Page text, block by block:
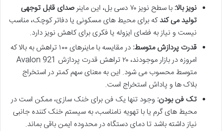
نویز بالا: با سطح نویز ۷۰ دسی بل، این ماینر
صدای قابل توجهی
تولید می کندکه برای محیط های مسکونی یا دفاتر کوچک، مناسب
نیست و نیاز به فضای ایزوله یا فکری برای کاهش نویز دارد.
قدرت پردازش متوسط:
در مقایسه با ماینرهای ۱۰۰ تراهش به بالا که
امروزه در بازار موجودند، ۲۰ تراهش قدرت پردازش Avalon 921
متوسط محسوب می شود. این به معنای سهم کمتر در استخراج
بلاک ها و پاداش استخراج است.
تک فن بودن: وجود تنها یک فن برای خنک سازی، ممکن است در
محیط های گرم یا با تهویه نامناسب، به سیستم خنک کننده جانبی
نیاز داشته باشد تا دمای دستگاه در محدوده ایمن باقی بماند.